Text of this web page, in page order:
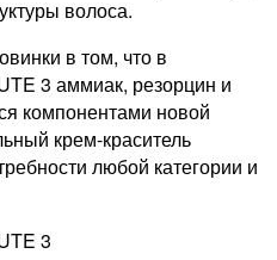
волоса.
в том, что в
3 аммиак, резорцин и
компонентами новой
крем-краситель
любой категории и
3